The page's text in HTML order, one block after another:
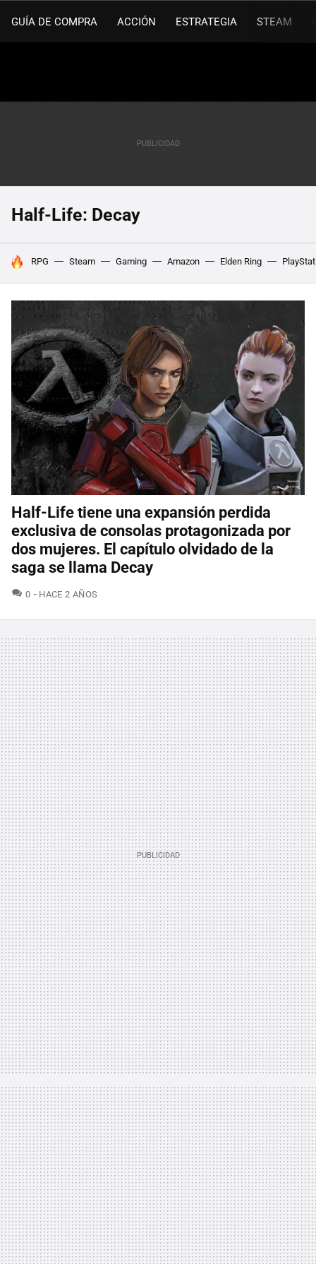
GUÍA DE COMPRA ACCIÓN ESTRATEGIA STEAM
Half-Life: Decay
HOY SE HABLA DE
RPG Steam Gaming Amazon Elden Ring
Half-Life tiene una expansión perdida
exclusiva de consolas protagonizada por
dos mujeres. El capítulo olvidado de la
saga se llama Decay
0 COMENTARIOS
HACE 2 AÑOS